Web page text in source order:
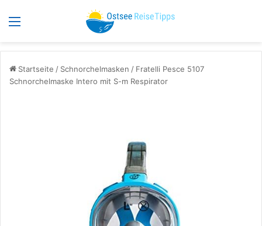
Menü
Startseite / Schnorchelmasken / Fratelli Pesce 5107
Schnorchelmaske Intero mit S-m Respirator